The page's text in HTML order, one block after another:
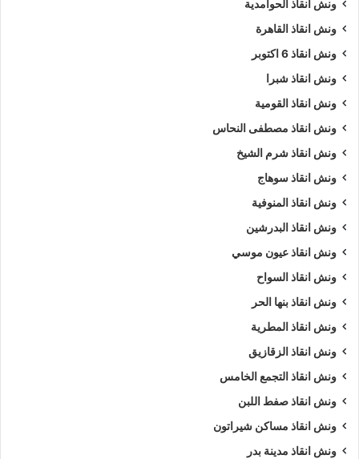
ونش انقاذ الحوامدية
ونش انقاذ القاهرة
ونش انقاذ 6 اكتوبر
ونش انقاذ شبرا
ونش انقاذ القومية
ونش انقاذ مصطفى النحاس
ونش انقاذ شرم الشيخ
ونش انقاذ سوهاج
ونش انقاذ المنوفية
ونش انقاذ البدرشين
ونش انقاذ عيون موسي
ونش انقاذ السواح
ونش انقاذ بنها الحر
ونش انقاذ المطرية
ونش انقاذ الزقازيق
ونش انقاذ التجمع الخامس
ونش انقاذ صفط اللبن
ونش انقاذ مساكن شيراتون
ونش انقاذ مدينة بدر